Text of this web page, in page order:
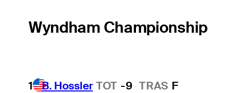
Wyndham Championship
1 B. Hossler TOT -9 TRAS F